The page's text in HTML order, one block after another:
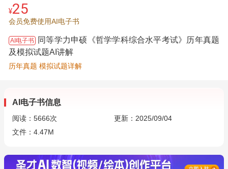
¥25
会员免费使用AI电子书
AI电子书
同等学力申硕《哲学学科综合水平考试》历年真题
及模拟试题AI讲解
历年真题 模拟试题详解
AI电子书信息
阅读： 5666次
更新：2025/09/04
文件：4.47M